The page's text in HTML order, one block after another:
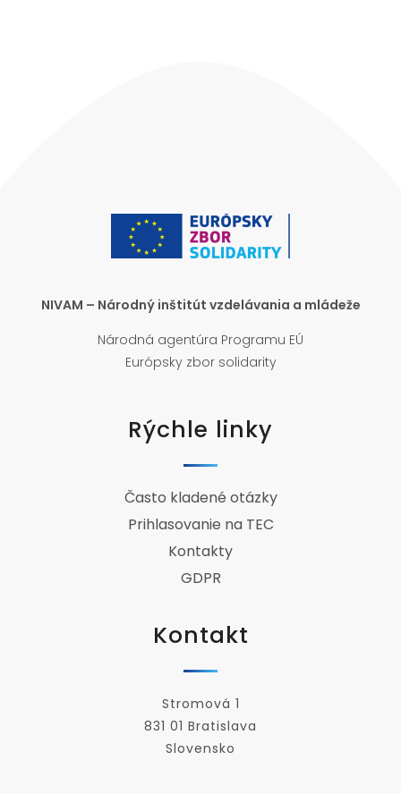
NIVAM – Národný inštitút vzdelávania a mládeže
Národná agentúra Programu EÚ
Európsky zbor solidarity
Rýchle linky
Často kladené otázky
Prihlasovanie na TEC
Kontakty
GDPR
Kontakt
Stromová 1
831 01 Bratislava
Slovensko